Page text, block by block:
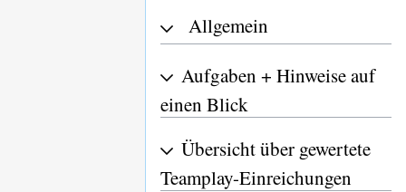
Allgemein
Aufgaben + Hinweise auf
einen Blick
Übersicht über gewertete
Teamplay-Einreichungen